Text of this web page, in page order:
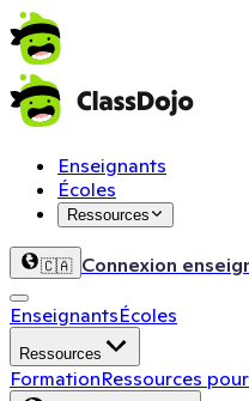
Enseignants
Écoles
Ressources
🇨🇦 Connexion
EnseignantsÉcoles
Ressources
FormationRessources